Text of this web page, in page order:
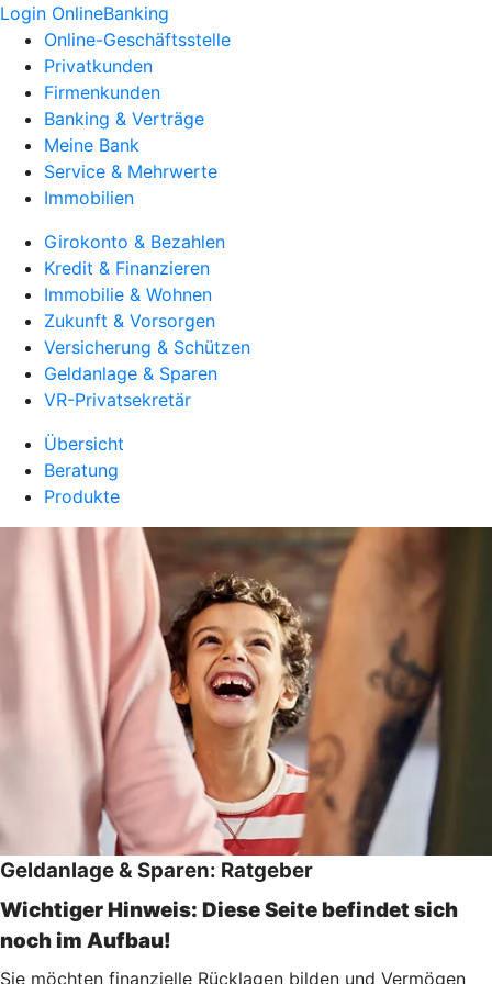
Login OnlineBanking
Online-Geschäftsstelle
Privatkunden
Firmenkunden
Banking & Verträge
Meine Bank
Service & Mehrwerte
Immobilien
Girokonto & Bezahlen
Kredit & Finanzieren
Immobilie & Wohnen
Zukunft & Vorsorgen
Versicherung & Schützen
Geldanlage & Sparen
VR-Privatsekretär
Übersicht
Beratung
Produkte
Geldanlage & Sparen: Ratgeber
Wichtiger Hinweis: Diese Seite befindet sich
noch im Aufbau!
Sie möchten finanzielle Rücklagen bilden und Vermögen